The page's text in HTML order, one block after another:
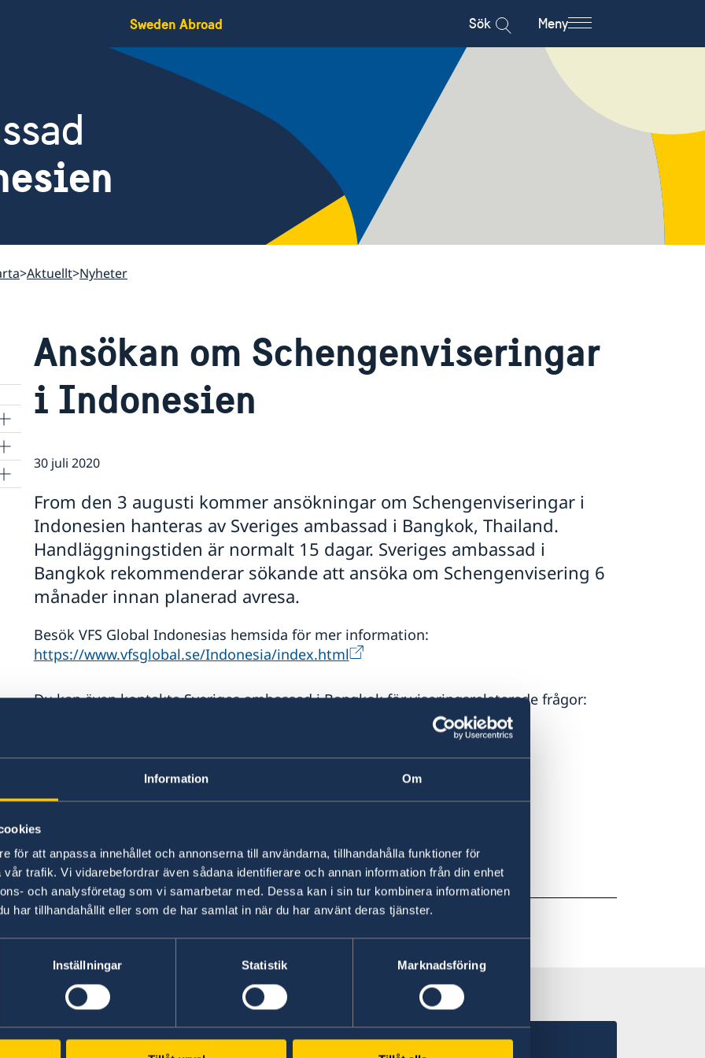
Information Om
för att anpassa innehållet och annonserna till användarna, tillhandahålla funktioner för
trafik. Vi vidarebefordrar även sådana identifierare och annan information från din enhet
och analysföretag som vi samarbetar med. Dessa kan i sin tur kombinera informationen
har tillhandahållit eller som de har samlat in när du har använt deras tjänster.
Inställningar Statistik Marknadsföring
Sweden Abroad Sök Meny
Aktuellt Nyheter
Ansökan om Schengenviseringar
i Indonesien
30 juli 2020
From den 3 augusti kommer ansökningar om Schengenviseringar i
Indonesien hanteras av Sveriges ambassad i Bangkok, Thailand.
Handläggningstiden är normalt 15 dagar. Sveriges ambassad i
Bangkok rekommenderar sökande att ansöka om Schengenvisering 6
månader innan planerad avresa.
Besök VFS Global Indonesias hemsida för mer information:
https://www.vfsglobal.se/Indonesia/index.html
Du kan även kontakta Sveriges ambassad i Bangkok för viseringsrelaterade frågor:
Måndagar till torsdagar mellan kl. 08.00-10.00 och 13.30 -15.00
migration.bangkok@gov.se
Adress:
20th Floor, One Pacific Place
140 Sukumvit Road between soi 4 and soi 6
Bangkok, Thailand
Senast uppdaterad 30 juli 2020, 10.35
Svenska konsulat